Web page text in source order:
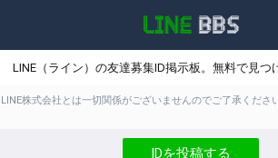
LINE（ライン）の友達募集ID掲示板。無料で見つ
株式会社とは一切関係がございませんのでご了承くだ
IDを投稿する